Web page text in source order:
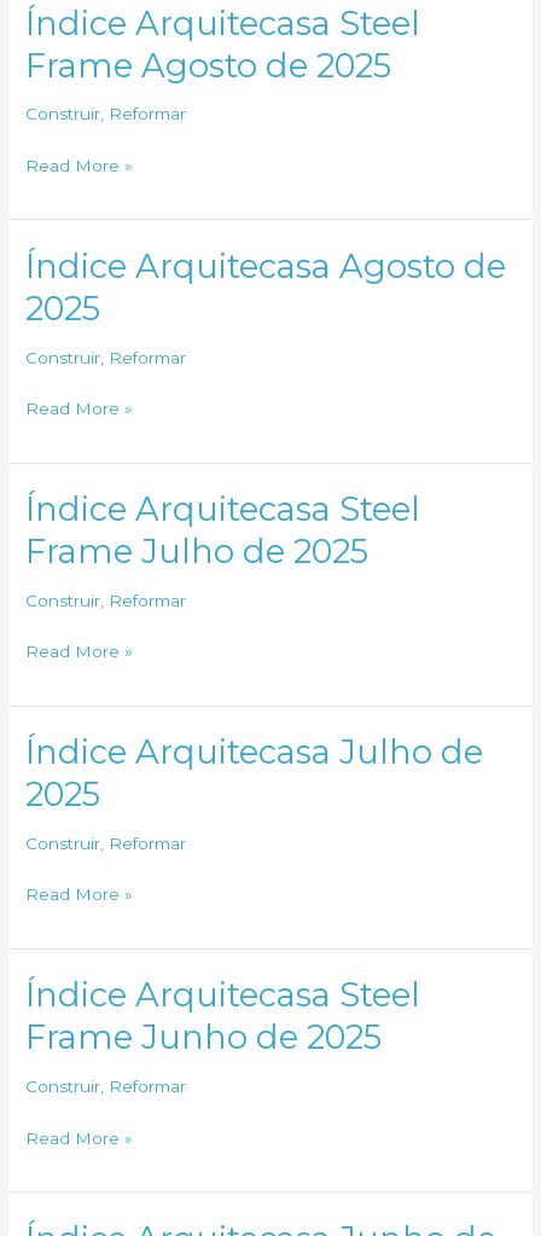
como
quanto
quais
benefícios
Índice Arquitecasa Steel
Frame Agosto de 2025
Construir, Reformar
Índice
Steel
Frame
de
Read More »
Índice Arquitecasa Agosto de
2025
Construir Reformar
Índice
Agosto
de
Read More »
Índice Arquitecasa Steel
Frame Julho de 2025
Construir Reformar
Índice
Steel
Frame
de
Read More »
Índice Arquitecasa Julho de
2025
Construir Reformar
Índice
Julho
de
Read More »
Índice Arquitecasa Steel
Frame Junho de 2025
Construir Reformar
Índice
Steel
Frame
Read More »